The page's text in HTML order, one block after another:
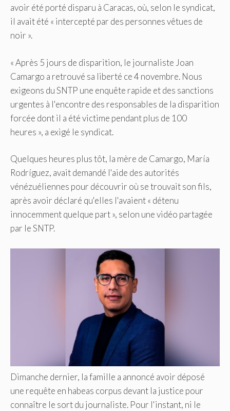
avoir été porté disparu à Caracas, où, selon le syndicat,
il avait été « intercepté par des personnes vêtues de
noir ».
« Après 5 jours de disparition, le journaliste Joan
Camargo a retrouvé sa liberté ce 4 novembre. Nous
exigeons du SNTP une enquête rapide et des sanctions
urgentes à l'encontre des responsables de la disparition
forcée dont il a été victime pendant plus de 100
heures », a exigé le syndicat.
Quelques heures plus tôt, la mère de Camargo, María
Rodríguez, avait demandé l'aide des autorités
vénézuéliennes pour découvrir où se trouvait son fils,
après avoir déclaré qu'elles l'avaient « détenu
innocemment quelque part », selon une vidéo partagée
par le SNTP.
Dimanche dernier, la famille a annoncé avoir déposé
une requête en habeas corpus devant la justice pour
connaître le sort du journaliste. Pour l'instant, ni le